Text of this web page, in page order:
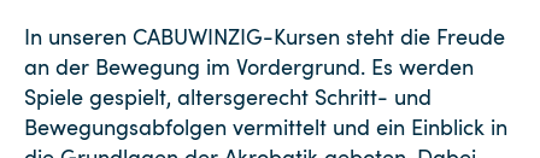
In unseren CABUWINZIG-Kursen steht die Freude
an der Bewegung im Vordergrund. Es werden
Spiele gespielt, altersgerecht Schritt- und
Bewegungsabfolgen vermittelt und ein Einblick in